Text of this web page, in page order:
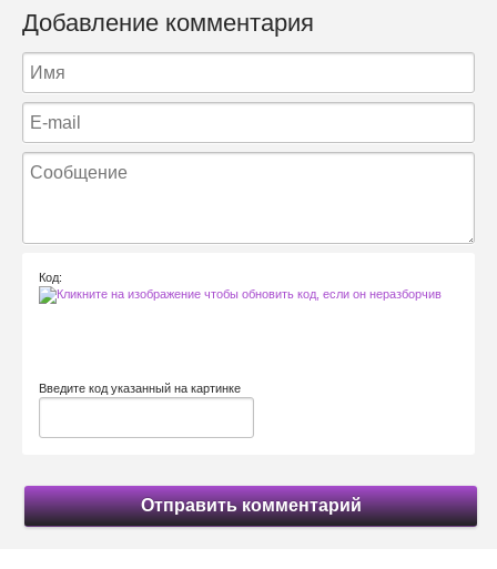
Добавление комментария
Код:
Введите код указанный на картинке
Отправить комментарий